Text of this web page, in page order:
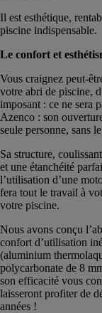
Il est esthétique,
piscine indispensable.
Le confort et
Vous craignez peut-
votre abri de piscine,
imposant : ce ne sera
Azenco : son
seule personne, sans
Sa structure,
et une étanchéité
l’utilisation d’une
fera tout le travail à
votre piscine.
Nous avons conçu
confort d’utilisation
(aluminium
polycarbonate de 8
son efficacité vous
laisseront profiter de
années !